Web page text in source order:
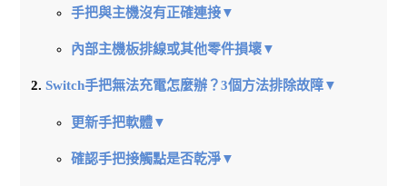
手把與主機沒有正確連接▼
內部主機板排線或其他零件損壞▼
Switch手把無法充電怎麼辦？3個方法排除故障▼
更新手把軟體▼
確認手把接觸點是否乾淨▼